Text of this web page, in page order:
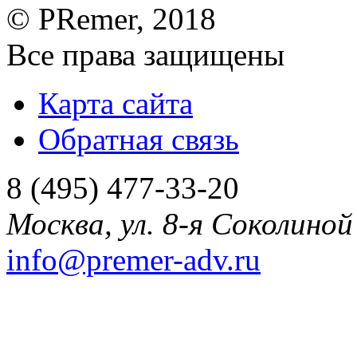
© PRemer, 2018
Все права защищены
Карта сайта
Обратная связь
8 (495) 477-33-20
Москва, ул. 8-я
info@premer-adv.ru